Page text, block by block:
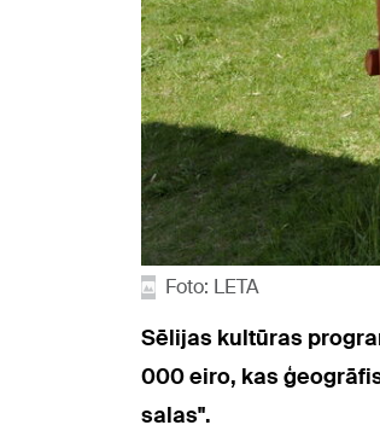
Foto: LETA
Sēlijas kultūras
000 eiro, kas
salas".